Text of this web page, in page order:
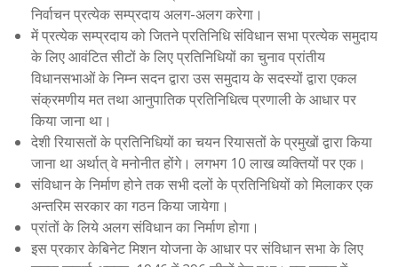
निर्वाचन प्रत्येक सम्प्रदाय अलग-अलग करेगा।
में प्रत्येक सम्प्रदाय को जितने प्रतिनिधि संविधान सभा प्रत्येक समुदाय
के लिए आवंटित सीटों के लिए प्रतिनिधियों का चुनाव प्रांतीय
विधानसभाओं के निम्न सदन द्वारा उस समुदाय के सदस्यों द्वारा एकल
संक्रमणीय मत तथा आनुपातिक प्रतिनिधित्व प्रणाली के आधार पर
किया जाना था।
देशी रियासतों के प्रतिनिधियों का चयन रियासतों के प्रमुखों द्वारा किया
जाना था अर्थात् वे मनोनीत होंगे। लगभग 10 लाख व्यक्तियों पर एक।
संविधान के निर्माण होने तक सभी दलों के प्रतिनिधियों को मिलाकर एक
अन्तरिम सरकार का गठन किया जायेगा।
प्रांतों के लिये अलग संविधान का निर्माण होगा।
इस प्रकार केबिनेट मिशन योजना के आधार पर संविधान सभा के लिए